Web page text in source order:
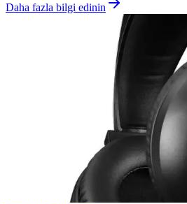
Daha fazla bilgi edinin